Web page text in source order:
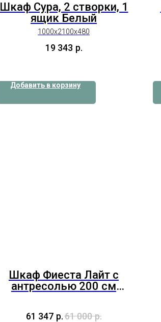
Шкаф Сура, 2 створки, 1
ящик Белый
1000х2100х480
19 343 р.
Добавить в корзину
Шкаф Фиеста Лайт с
антресолью 200 см
61 347 р.61 000 р.